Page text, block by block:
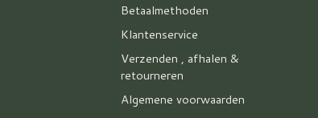
Betaalmethoden
Klantenservice
Verzenden , afhalen &
retourneren
Algemene voorwaarden